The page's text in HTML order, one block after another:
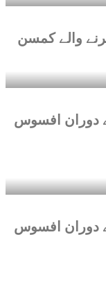
والے کمسن
دوران افسوس
دوران افسوس